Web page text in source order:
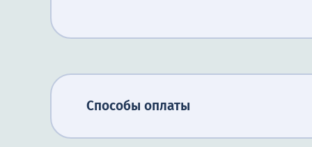
Способы оплаты